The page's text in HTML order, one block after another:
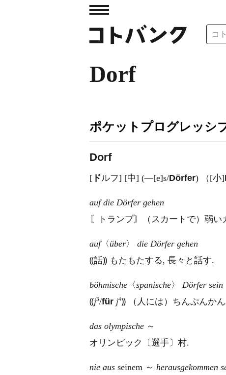
Dorf
ポケットプログレッシ
Dorf
[ ドルフ] [中] (―[e]s/Dörfer) （[小]
auf die Dörfer gehen
〘トランプ〙（スカートで）弱
auf〈 über〉 die Dörfer gehen
⸨話⸩ もたもたする, 長々と話す.
böhmische 〈spanische〉 Dörfer sein
⸨j3/für j4⸩ （人には）ちんぷんか
das olympische ～
オリンピック〔選手〕村.
nie aus seinem ～ herausgekommen